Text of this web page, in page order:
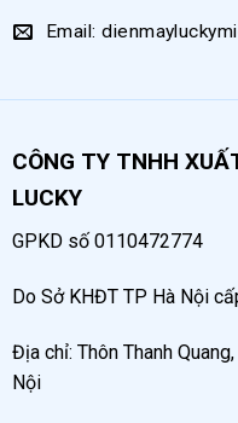
Email:
CÔNG TY TNHH
LUCKY
GPKD số 0110472774
Do Sở KHĐT TP Hà Nội
Địa chỉ: Thôn Thanh
Nội